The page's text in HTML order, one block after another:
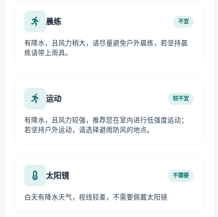
晨练 不宜
有降水，且风力稍大，请尽量避免户外晨练，若坚持晨
练请带上雨具。
运动 较不宜
有降水，且风力较强，推荐您在室内进行低强度运动；
若坚持户外运动，请选择避雨防风的地点。
太阳镜 不需要
白天有降水天气，视线较差，不需要佩戴太阳镜